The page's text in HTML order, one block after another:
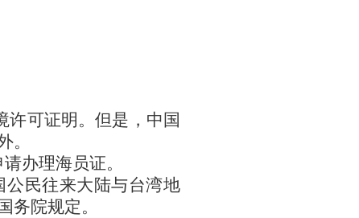
许可证明。但是，中国
。
办理海员证。
民往来大陆与台湾地
务院规定。